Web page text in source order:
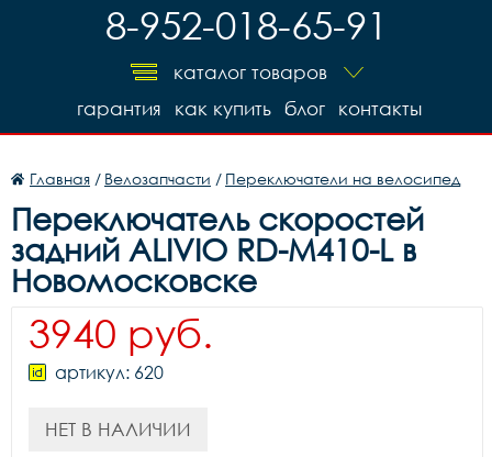
8-952-018-65-91
каталог товаров
контакты
блог
как купить
гарантия
Главная / Велозапчасти / Переключатели на велосипед
Переключатель скоростей
задний ALIVIO RD-M410-L в
Новомосковске
3940 руб.
артикул: 620
НЕТ В НАЛИЧИИ